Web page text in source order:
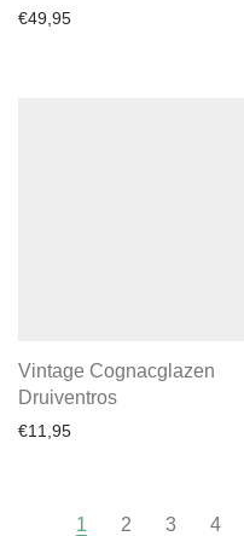
€49,95
Vintage Cognacglazen
Druiventros
€11,95
1 2 3 4